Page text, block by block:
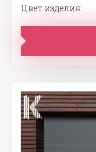
Цвет изделия: